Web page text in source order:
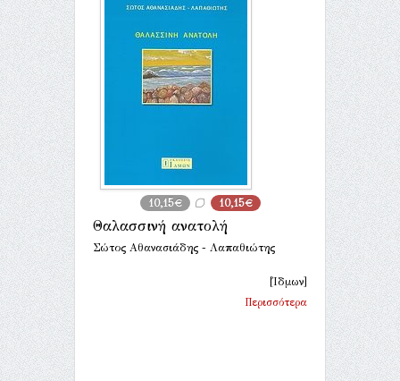
10,15€ 10,15€
Θαλασσινή ανατολή
Σώτος Αθανασιάδης - Λαπαθιώτης
[Ίδμων]
Περισσότερα